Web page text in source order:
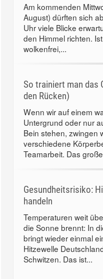
Am kommenden
August) dürften sich
Uhr viele Blicke
den Himmel richten.
wolkenfrei,...
So trainiert man das
den Rücken)
Wenn wir auf einem
Untergrund oder nur
Bein stehen, zwingen
verschiedene
Teamarbeit. Das
Gesundheitsrisiko:
handeln
Temperaturen weit
die Sonne brennt: In
bringt wieder einmal
Hitzewelle
Schwitzen. Das ist...